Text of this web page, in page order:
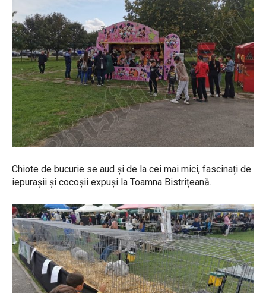
Chiote de bucurie se aud și de la cei mai mici, fascinați de
iepurașii și cocoșii expuși la Toamna Bistrițeană.